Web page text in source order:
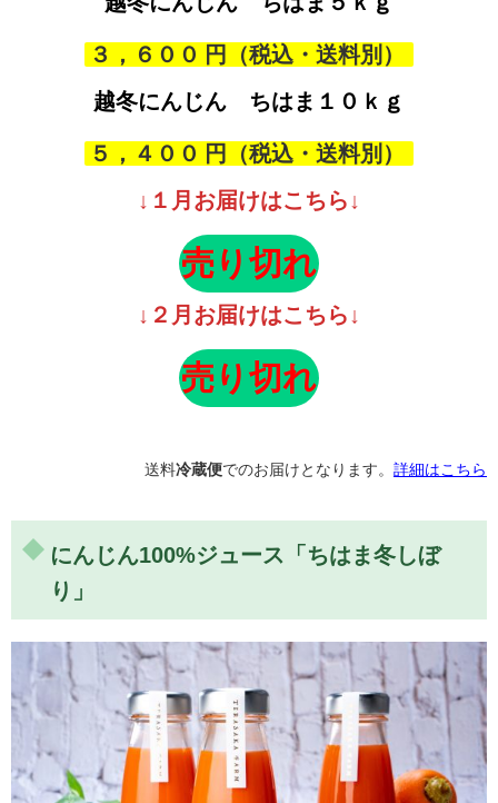
また柔らかさにビックリでした。 東京都 匿名希望 様
生産された方々に感謝します
ただ蒸すだけで調味料のいらないホクホクで超甘いかぼち
玉葱などこれらの野菜に感動し、生産された方々に感謝し
ます。 宮崎県 徳永 光代 様
３，６００
越冬にんじん ちはま １０ｋｇ
５，４００
↓１月お届けはこちら↓
↓２月お届けはこちら↓
送料冷蔵便でのお届けとなります。 詳細はこちら
にんじん100%ジュース「ちはま冬しぼ
り」